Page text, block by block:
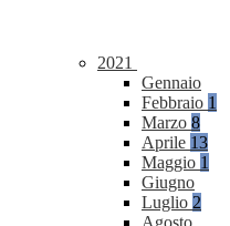
2021
Gennaio
Febbraio 1
Marzo 8
Aprile 13
Maggio 1
Giugno
Luglio 2